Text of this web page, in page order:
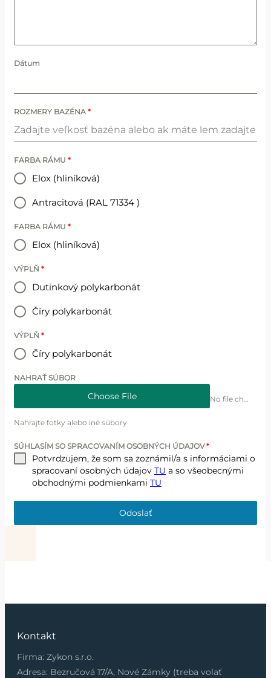
Dátum
ROZMERY BAZÉNA *
FARBA RÁMU *
Elox (hliníková)
Antracitová (RAL 71334 )
FARBA RÁMU *
Elox (hliníková)
VÝPLŇ *
Dutinkový polykarbonát
Číry polykarbonát
VÝPLŇ *
Číry polykarbonát
NAHRAŤ SÚBOR
Choose File
Nahrajte fotky alebo iné súbory
SÚHLASÍM SO SPRACOVANÍM OSOBNÝCH ÚDAJOV*
Potvrdzujem, že som sa zoznámil/a s informáciami o
spracovaní osobných údajov TU a so všeobecnými
obchodnými podmienkami TU
Odoslať
Kontakt
Firma: Zykon s.r.o.
Adresa: Bezručová 17/A, Nové Zámky (treba volať